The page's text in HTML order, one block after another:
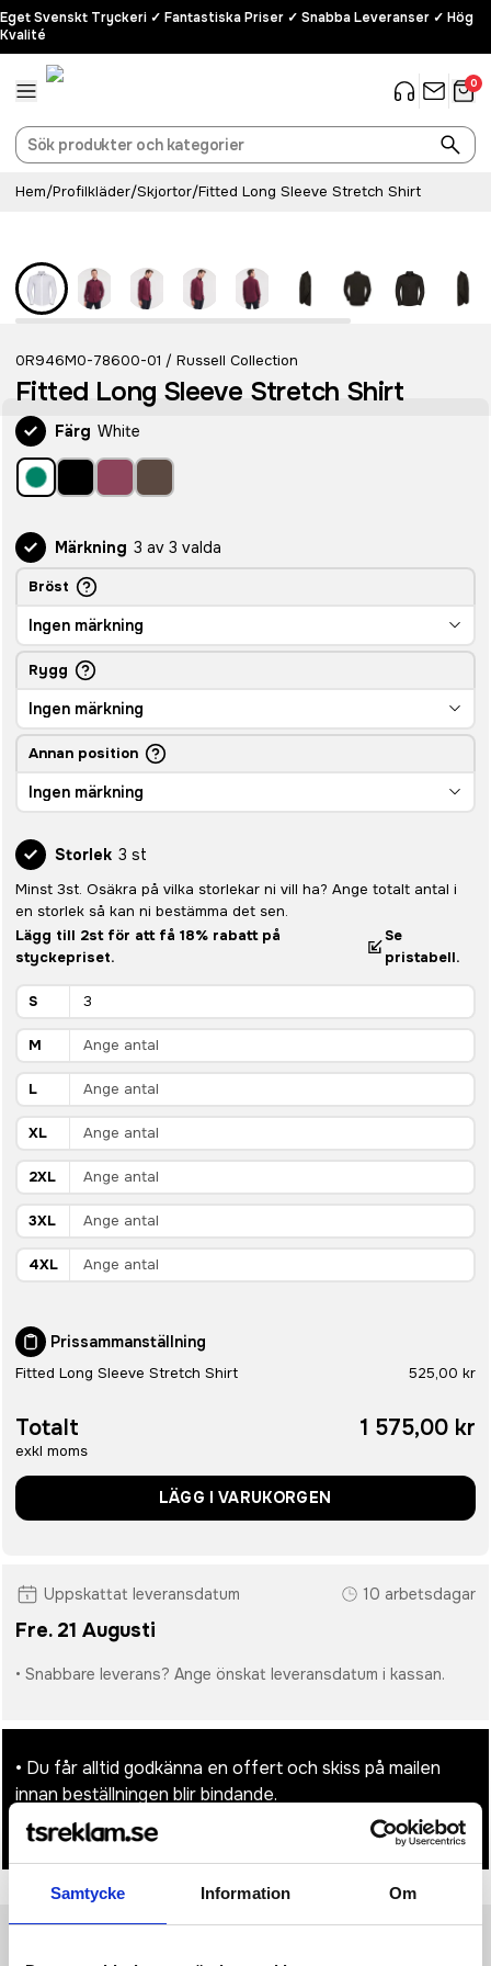
Samtycke Information Om
Eget Svenskt Tryckeri ✓ Fantastiska Priser ✓ Snabba Leveranser ✓ Hög
Kvalité
0
Hem/Profilkläder/Skjortor/Fitted Long Sleeve Stretch Shirt
0R946M0-78600-01 / Russell Collection
Fitted Long Sleeve Stretch Shirt
Färg White
Märkning 3 av 3 valda
Bröst
Ingen märkning
Rygg
Ingen märkning
Annan position
Ingen märkning
Storlek 3 st
Minst 3st. Osäkra på vilka storlekar ni vill ha? Ange totalt antal i
en storlek så kan ni bestämma det sen.
Lägg till 2st för att få 18% rabatt på
styckepriset.
Se
pristabell.
S
M
L
XL
2XL
3XL
4XL
Prissammanställning
Fitted Long Sleeve Stretch Shirt 525,00 kr
Totalt
exkl moms
1 575,00 kr
LÄGG I VARUKORGEN
Uppskattat leveransdatum 10 arbetsdagar
Fre. 21 Augusti
• Snabbare leverans? Ange önskat leveransdatum i kassan.
• Du får alltid godkänna en offert och skiss på mailen
innan beställningen blir bindande.
• Tryckfil/er logo laddas upp i kassan.
Produktinformation Specifikationer Pristabell